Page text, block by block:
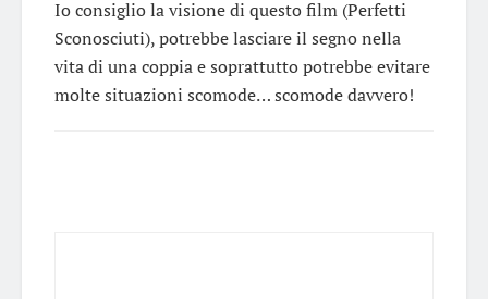
Io consiglio la visione di questo film (Perfetti
Sconosciuti), potrebbe lasciare il segno nella
vita di una coppia e soprattutto potrebbe evitare
molte situazioni scomode… scomode davvero!